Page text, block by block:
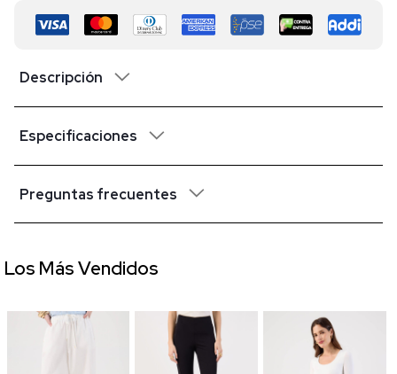
Descripción
Especificaciones
Preguntas frecuentes
Los Más Vendidos